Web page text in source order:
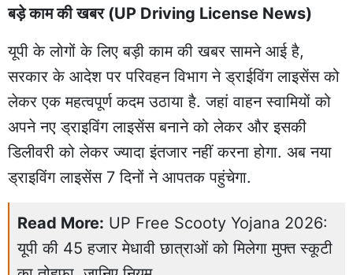
बड़े काम की खबर (UP Driving License News)
यूपी के लोगों के लिए बड़ी काम की खबर सामने आई है,
सरकार के आदेश पर परिवहन विभाग ने ड्राईविंग लाइसेंस को
लेकर एक महत्वपूर्ण कदम उठाया है. जहां वाहन स्वामियों को
अपने नए ड्राइविंग लाइसेंस बनाने को लेकर और इसकी
डिलीवरी को लेकर ज्यादा इंतजार नहीं करना होगा. अब नया
ड्राइविंग लाइसेंस 7 दिनों ने आपतक पहुंचेगा.
Read More: UP Free Scooty Yojana 2026:
यूपी की 45 हजार मेधावी छात्राओं को मिलेगा मुफ्त स्कूटी